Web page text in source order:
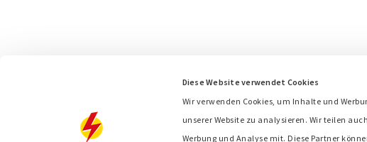
Diese Website verwendet Cookies
Wir verwenden Cookies, um Inhalte und
unserer Website zu analysieren. Wir teilen
Werbung und Analyse mit. Diese Partner